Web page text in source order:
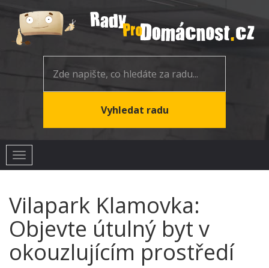
Toggle
navigation
Vilapark Klamovka:
Objevte útulný byt v
okouzlujícím prostředí